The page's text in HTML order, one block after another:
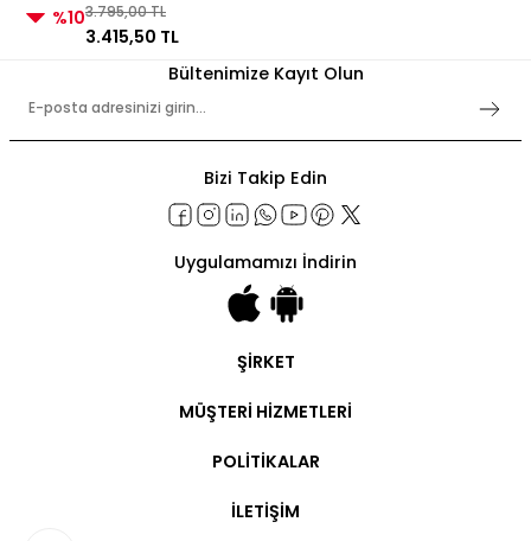
%103.795,00 TL
3.415,50 TL
Bültenimize Kayıt Olun
Bizi Takip Edin
Uygulamamızı İndirin
ŞİRKET
Hakkımızda
MÜŞTERİ HİZMETLERİ
Ticari Hesap
Sipariş Takip
Kargo Takip
POLİTİKALAR
Gizlilik Politikaları
İLETİŞİM